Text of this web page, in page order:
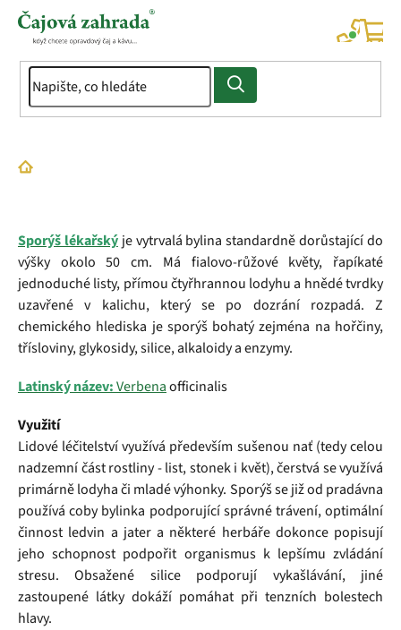
Přejít
Domů
Sporýš lékařskýje vytrvalá bylina standardně dorůstající do
výšky okolo 50 cm. Má fialovo-růžové květy, řapíkaté
jednoduché listy, přímou čtyřhrannou lodyhu a hnědé tvrdky
uzavřené v kalichu, který se po dozrání rozpadá. Z
chemického hlediska je sporýš bohatý zejména na hořčiny,
třísloviny, glykosidy, silice, alkaloidy a enzymy.
Latinský název:Verbenaofficinalis
Využití
Lidové léčitelství využívá především sušenou nať (tedy celou
nadzemní část rostliny - list, stonek i květ), čerstvá se využívá
primárně lodyha či mladé výhonky. Sporýš se již od pradávna
používá coby bylinka podporující správné trávení, optimální
činnost ledvin a jater a některé herbáře dokonce popisují
jeho schopnost podpořit organismus k lepšímu zvládání
stresu. Obsažené silice podporují vykašlávání, jiné
zastoupené látky dokáží pomáhat při tenzních bolestech
hlavy.